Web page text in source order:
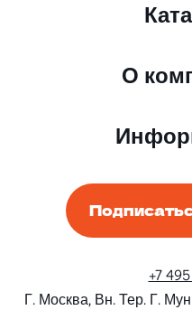
О
+7
Г. Москва, Вн. Тер. Г.